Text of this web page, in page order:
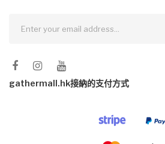
gathermall.hk接納的支付方式